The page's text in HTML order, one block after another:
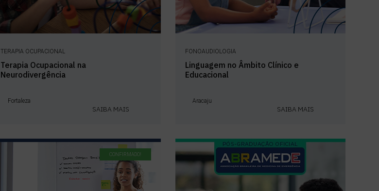
TERAPIA OCUPACIONAL
Terapia Ocupacional na
Neurodivergência
Fortaleza
SAIBA MAIS
FONOAUDIOLOGIA
Linguagem no Âmbito Clínico e
Educacional
Aracaju
SAIBA MAIS
CONFIRMADO!